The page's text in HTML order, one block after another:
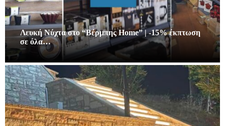
Λευκή Νύχτα στο “Βέρμπης Home” | -15% έκπτωση
σε όλα…